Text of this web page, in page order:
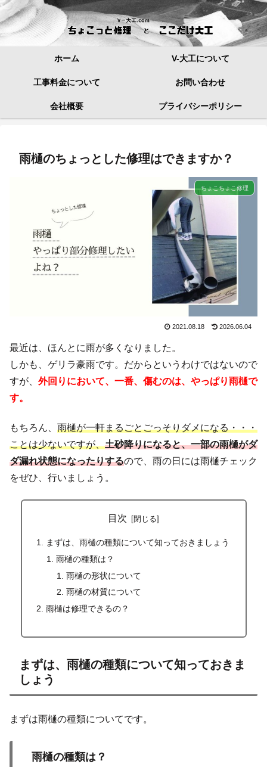
ホーム V-大工について
工事料金について お問い合わせ
会社概要 プライバシーポリシー
雨樋のちょっとした修理はできますか？
ちょこちょこ修理
2021.08.18 2026.06.04
最近は、ほんとに雨が多くなりました。
しかも、ゲリラ豪雨です。だからというわけではないので
すが、 外回りにおいて、一番、傷むのは、やっぱり雨樋で
す。
もちろん、 雨樋が一軒まるごとごっそりダメになる・・・
ことは少ないですが、土砂降りになると、一部の雨樋がダ
ダ漏れ状態になったりするので、雨の日には雨樋チェック
をぜひ、行いましょう。
目次
まずは、雨樋の種類について知っておきましょう
雨樋の種類は？
雨樋の形状について
雨樋の材質について
雨樋は修理できるの？
まずは、雨樋の種類について知っておきま
しょう
まずは雨樋の種類についてです。
雨樋の種類は？